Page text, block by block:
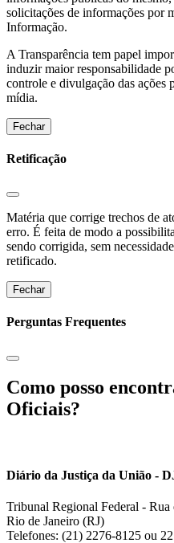
solicitações de informações por
Informação.
A Transparência tem papel
induzir maior responsabilidade
controle e divulgação das ações
mídia.
Fechar
Retificação
Matéria que corrige trechos de
erro. É feita de modo a
sendo corrigida, sem
retificado.
Fechar
Perguntas Frequentes
Como posso
Oficiais?
Diário da Justiça da União -
Tribunal Regional Federal -
Rio de Janeiro (RJ)
Telefones: (21) 2276-8125 ou